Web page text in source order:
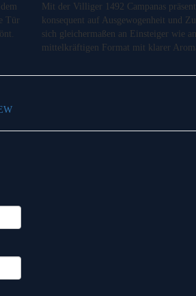
Tür
Mit der Villiger 1492 Campanas
konsequent auf Ausgewogenheit und
sich gleichermaßen an Einsteiger wie
mittelkräftigen Format mit klarer